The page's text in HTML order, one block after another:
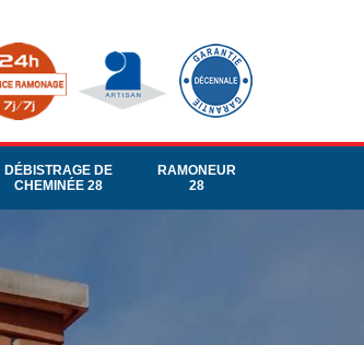
DÉBISTRAGE DE
CHEMINÉE 28
RAMONEUR
28